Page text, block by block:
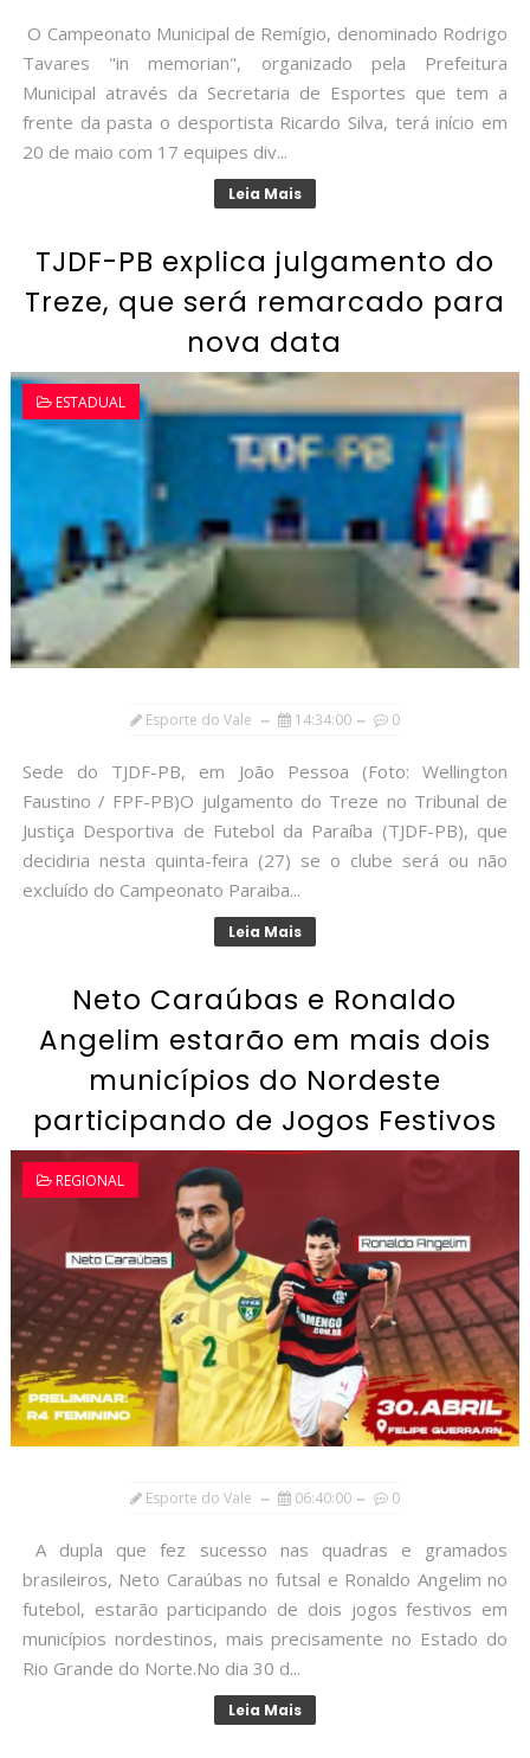
O Campeonato Municipal de Remígio, denominado Rodrigo
Tavares "in memorian", organizado pela Prefeitura
Municipal através da Secretaria de Esportes que tem a
frente da pasta o desportista Ricardo Silva, terá início em
20 de maio com 17 equipes div...
Leia Mais
TJDF-PB explica julgamento do
Treze, que será remarcado para
nova data
ESTADUAL
Esporte do Vale 14:34:00 0
Sede do TJDF-PB, em João Pessoa (Foto: Wellington
Faustino / FPF-PB)O julgamento do Treze no Tribunal de
Justiça Desportiva de Futebol da Paraíba (TJDF-PB), que
decidiria nesta quinta-feira (27) se o clube será ou não
excluído do Campeonato Paraiba...
Leia Mais
Neto Caraúbas e Ronaldo
Angelim estarão em mais dois
municípios do Nordeste
participando de Jogos Festivos
REGIONAL
Esporte do Vale 06:40:00 0
A dupla que fez sucesso nas quadras e gramados
brasileiros, Neto Caraúbas no futsal e Ronaldo Angelim no
futebol, estarão participando de dois jogos festivos em
municípios nordestinos, mais precisamente no Estado do
Rio Grande do Norte.No dia 30 d...
Leia Mais